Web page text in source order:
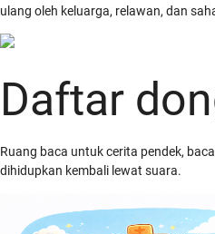
ulang oleh keluarga, relawan, dan
Daftar
Ruang baca untuk cerita pendek,
dihidupkan kembali lewat suara.